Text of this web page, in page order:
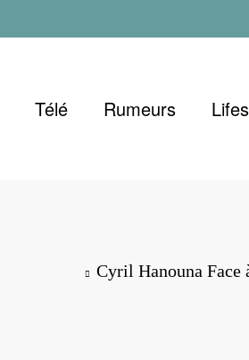
Télé Rumeurs
Cyril Hanouna Face